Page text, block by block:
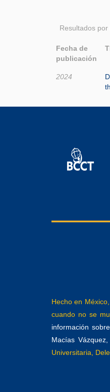
Resultados por
Fecha de
publicación
2024
Hecho en
cuando no se
información
Macías
Universitaria,